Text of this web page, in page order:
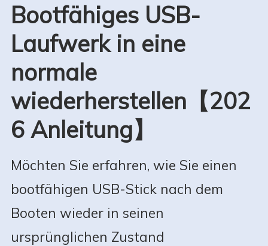
Bootfähiges USB-
Laufwerk in eine
normale
wiederherstellen【202
6 Anleitung】
Möchten Sie erfahren, wie Sie einen
bootfähigen USB-Stick nach dem
Booten wieder in seinen
ursprünglichen Zustand